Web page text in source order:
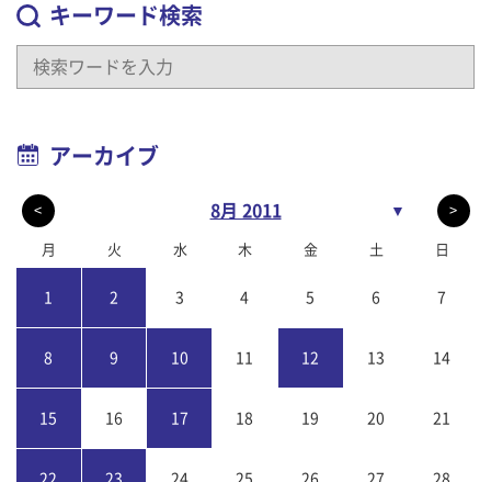
キーワード検索
アーカイブ
< 8月 2011 ▼ >
月 火 水 木 金 土 日
1 2 3 4 5 6 7
8 9 10 11 12 13 14
15 16 17 18 19 20 21
22 23 24 25 26 27 28